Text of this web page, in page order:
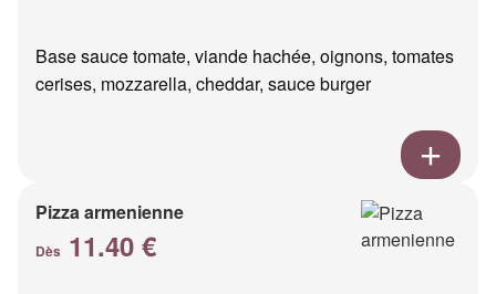
Base sauce tomate, viande hachée, oignons, tomates
cerises, mozzarella, cheddar, sauce burger
Pizza armenienne
Dès 11.40 €